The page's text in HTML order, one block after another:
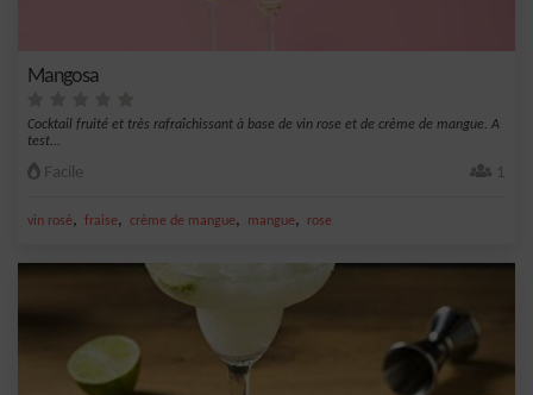
Mangosa
Cocktail fruité et très rafraîchissant à base de vin rose et de crème de mangue. A
test...
Facile 1
vin rosé, fraise, crème de mangue, mangue, rose